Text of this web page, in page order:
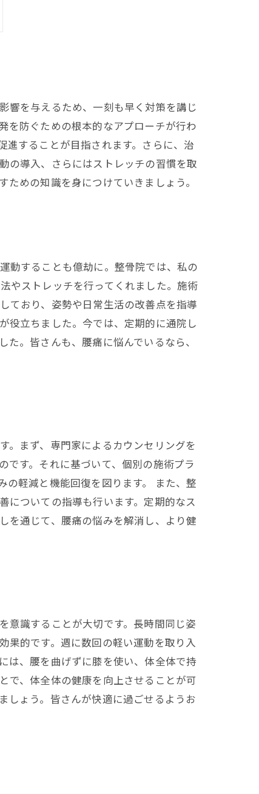
響を与えるため、一刻も早く対策を講じ
を防ぐための根本的なアプローチが行わ
進することが目指されます。さらに、治
の導入、さらにはストレッチの習慣を取
めの知識を身につけていきましょう。
動することも億劫に。整骨院では、私の
やストレッチを行ってくれました。施術
ており、姿勢や日常生活の改善点を指導
役立ちました。今では、定期的に通院し
。皆さんも、腰痛に悩んでいるなら、
。まず、専門家によるカウンセリングを
です。それに基づいて、個別の施術プラ
の軽減と機能回復を図ります。 また、整
についての指導も行います。定期的なス
を通じて、腰痛の悩みを解消し、より健
意識することが大切です。長時間同じ姿
果的です。週に数回の軽い運動を取り入
は、腰を曲げずに膝を使い、体全体で持
で、体全体の健康を向上させることが可
しょう。皆さんが快適に過ごせるようお